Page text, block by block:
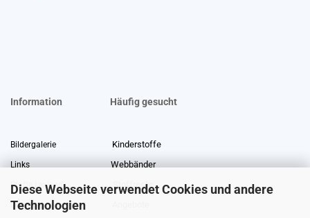
Diese Webseite verwendet Cookies und andere
Technologien
Information Häufig gesucht
Bildergalerie Kinderstoffe
Links Webbänder
Stoffe Lexikon Stoffreste
Über uns